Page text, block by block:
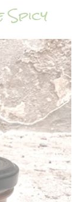
Spicy